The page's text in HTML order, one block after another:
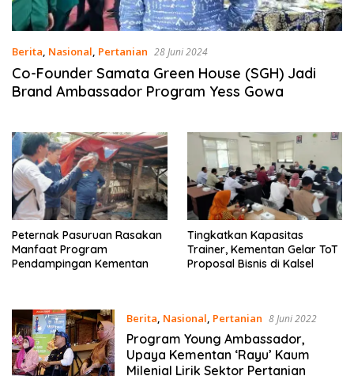
Berita, Nasional, Pertanian 28 Juni 2024
Co-Founder Samata Green House (SGH) Jadi
Brand Ambassador Program Yess Gowa
Peternak Pasuruan Rasakan
Manfaat Program
Pendampingan Kementan
Tingkatkan Kapasitas
Trainer, Kementan Gelar ToT
Proposal Bisnis di Kalsel
Berita, Nasional, Pertanian 8 Juni 2022
Program Young Ambassador,
Upaya Kementan ‘Rayu’ Kaum
Milenial Lirik Sektor Pertanian